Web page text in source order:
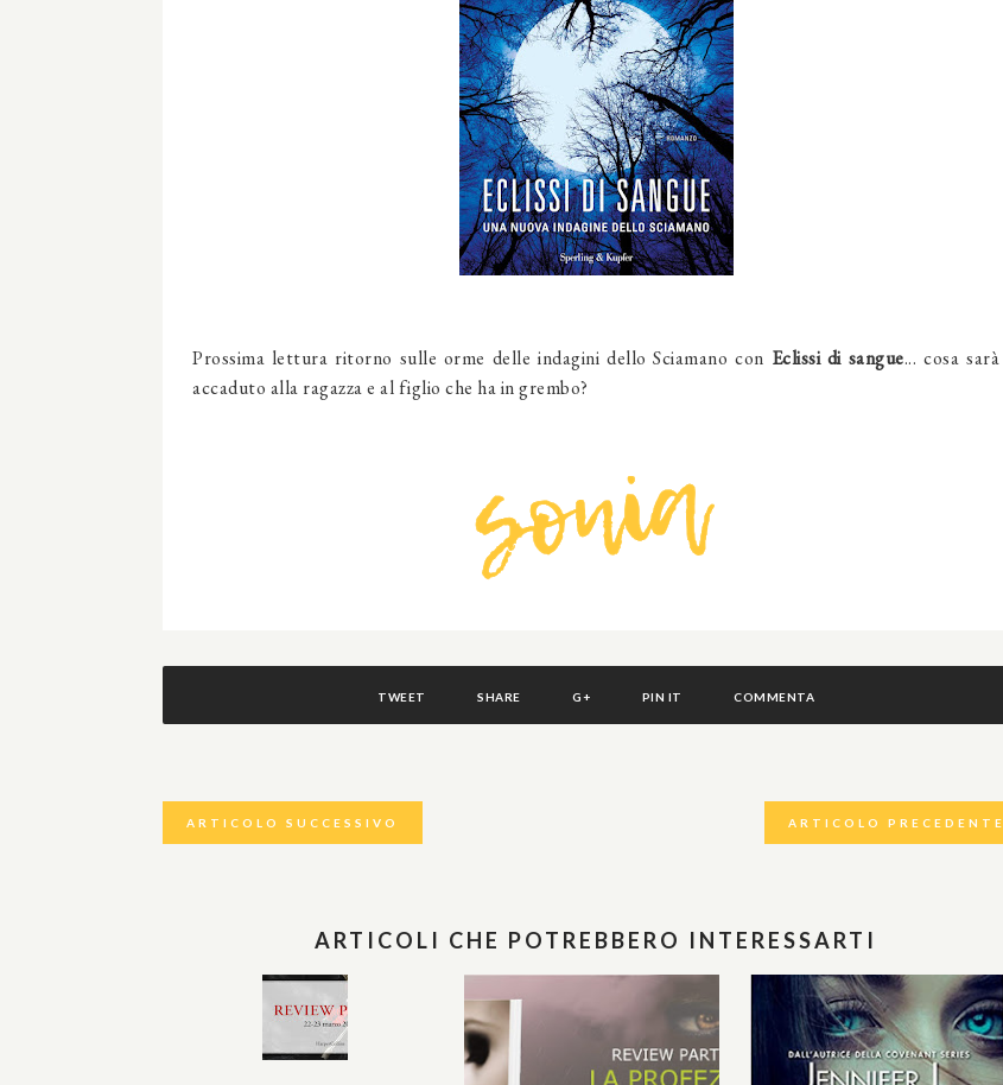
Prossima lettura ritorno sulle orme delle indagini dello Sciamano con Eclissi di sangue... cosa sarà
accaduto alla ragazza e al figlio che ha in grembo?
TWEET SHARE G+ PIN IT COMMENTA
ARTICOLO SUCCESSIVO ARTICOLO PRECEDENTE
ARTICOLI CHE POTREBBERO INTERESSARTI